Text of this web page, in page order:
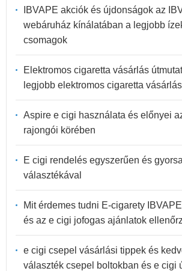
IBVAPE akciók és újdonságok az
webáruház kínálatában a legjobb
csomagok
Elektromos cigaretta vásárlás
legjobb elektromos cigaretta
Aspire e cigi használata és előnyei
rajongói körében
E cigi rendelés egyszerűen és
választékával
Mit érdemes tudni E-cigarety
és az e cigi jofogas ajánlatok
e cigi csepel vásárlási tippek és
választék csepel boltokban és e cigi